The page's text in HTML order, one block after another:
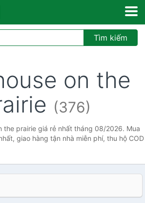
Tìm kiếm
on the
(376)
the prairie giá rẻ nhất tháng 08/2026. Mua
giao hàng tận nhà miễn phí, thu hộ COD